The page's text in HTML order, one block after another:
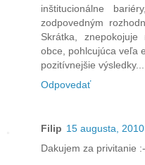
inštitucionálne
zodpovedným
Skrátka, znepokojuje
obce, pohlcujúca veľa
pozitívnejšie výsledky...
Odpovedať
Filip 15 augusta,
Dakujem za privitanie